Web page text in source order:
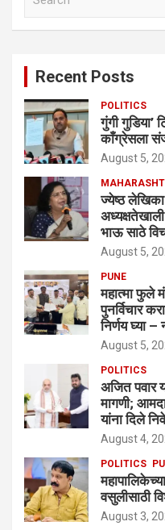
Recent Posts
POLITICS
गुंगी गुडिया’
काँग्रेसला
August 5,
ज्येष्ठ लेखिका
भाऊ साठे
August 5,
PUNE
महात्मा फुले
पुनर्विचार
निर्णय घ्या
August 5,
POLITICS
अजित पवार
मागणी;
यांना दिले
August 4,
POLITICS
वसुलीसाठी
August 3,